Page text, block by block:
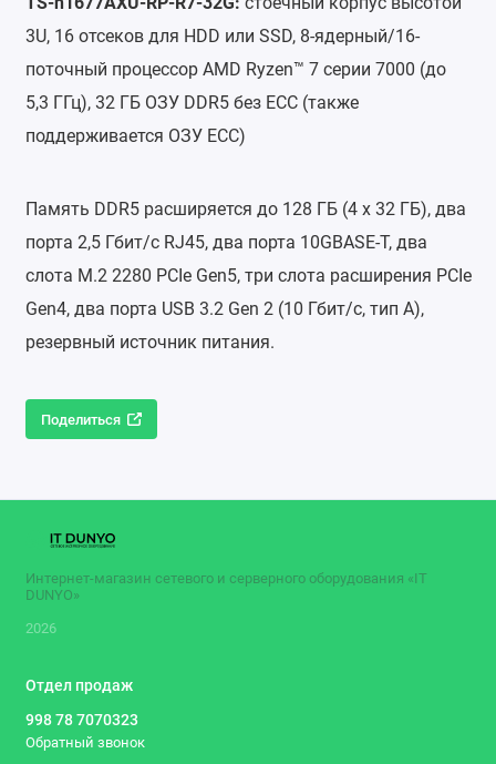
3U, 16 отсеков для HDD или SSD, 8-ядерный/16-
поточный процессор AMD Ryzen™ 7 серии 7000 (до
5,3 ГГц), 32 ГБ ОЗУ DDR5 без ECC (также
поддерживается ОЗУ ECC)
Память DDR5 расширяется до 128 ГБ (4 x 32 ГБ), два
порта 2,5 Гбит/с RJ45, два порта 10GBASE-T, два
слота M.2 2280 PCIe Gen5, три слота расширения PCIe
Gen4, два порта USB 3.2 Gen 2 (10 Гбит/с, тип A),
резервный источник питания.
Поделиться
Интернет-магазин сетевого и серверного оборудования «IT
DUNYO»
2026
Отдел продаж
998 78 7070323
Обратный звонок